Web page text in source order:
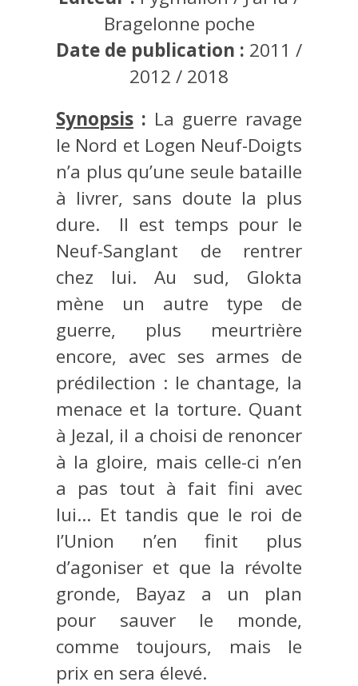
Bragelonne poche
Date de publication : 2011 /
2012 / 2018
Synopsis : La guerre ravage
le Nord et Logen Neuf-Doigts
n’a plus qu’une seule bataille
à livrer, sans doute la plus
dure. Il est temps pour le
Neuf-Sanglant de rentrer
chez lui. Au sud, Glokta
mène un autre type de
guerre, plus meurtrière
encore, avec ses armes de
prédilection : le chantage, la
menace et la torture. Quant
à Jezal, il a choisi de renoncer
à la gloire, mais celle-ci n’en
a pas tout à fait fini avec
lui… Et tandis que le roi de
l’Union n’en finit plus
d’agoniser et que la révolte
gronde, Bayaz a un plan
pour sauver le monde,
comme toujours, mais le
prix en sera élevé.